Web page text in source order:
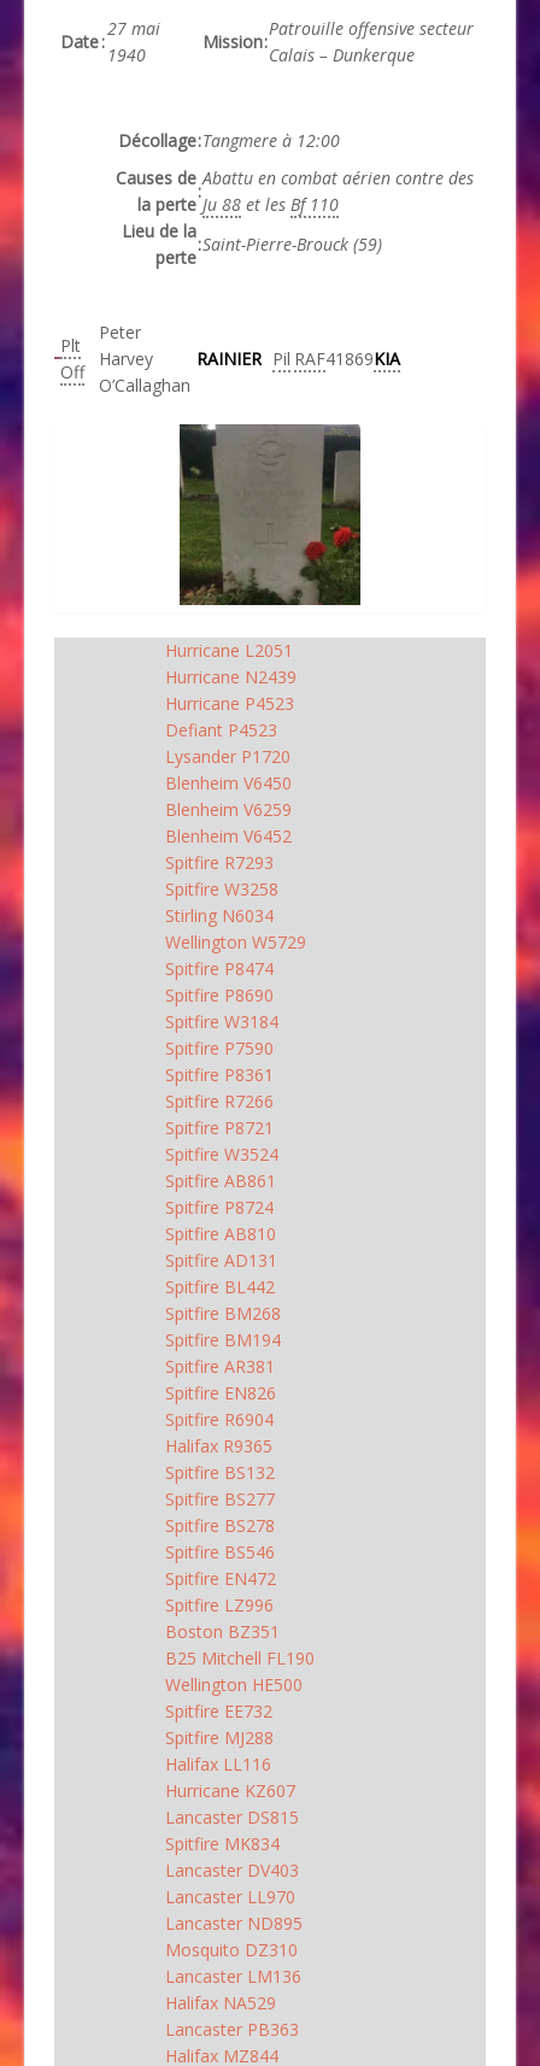
Date:
27 mai
1940
Mission:
Patrouille offensive secteur
Calais – Dunkerque
Décollage:Tangmere à 12:00
Causes de
la perte
:
Abattu en combat aérien contre des
Ju 88 et les Bf 110
Lieu de la
perte
:Saint-Pierre-Brouck (59)
Plt
Off
Peter
Harvey
O’Callaghan
RAINIER Pil RAF41869KIA
Hurricane L2051
Hurricane N2439
Hurricane P4523
Defiant P4523
Lysander P1720
Blenheim V6450
Blenheim V6259
Blenheim V6452
Spitfire R7293
Spitfire W3258
Stirling N6034
Wellington W5729
Spitfire P8474
Spitfire P8690
Spitfire W3184
Spitfire P7590
Spitfire P8361
Spitfire R7266
Spitfire P8721
Spitfire W3524
Spitfire AB861
Spitfire P8724
Spitfire AB810
Spitfire AD131
Spitfire BL442
Spitfire BM268
Spitfire BM194
Spitfire AR381
Spitfire EN826
Spitfire R6904
Halifax R9365
Spitfire BS132
Spitfire BS277
Spitfire BS278
Spitfire BS546
Spitfire EN472
Spitfire LZ996
Boston BZ351
B25 Mitchell FL190
Wellington HE500
Spitfire EE732
Spitfire MJ288
Halifax LL116
Hurricane KZ607
Lancaster DS815
Spitfire MK834
Lancaster DV403
Lancaster LL970
Lancaster ND895
Mosquito DZ310
Lancaster LM136
Halifax NA529
Lancaster PB363
Halifax MZ844